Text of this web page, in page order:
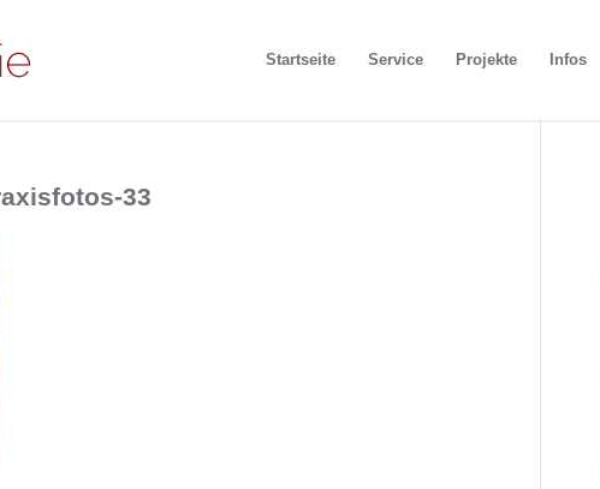
Startseite Service Projekte Infos
33